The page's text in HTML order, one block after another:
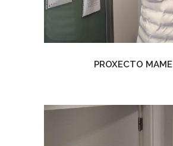
PROXECTO MAME